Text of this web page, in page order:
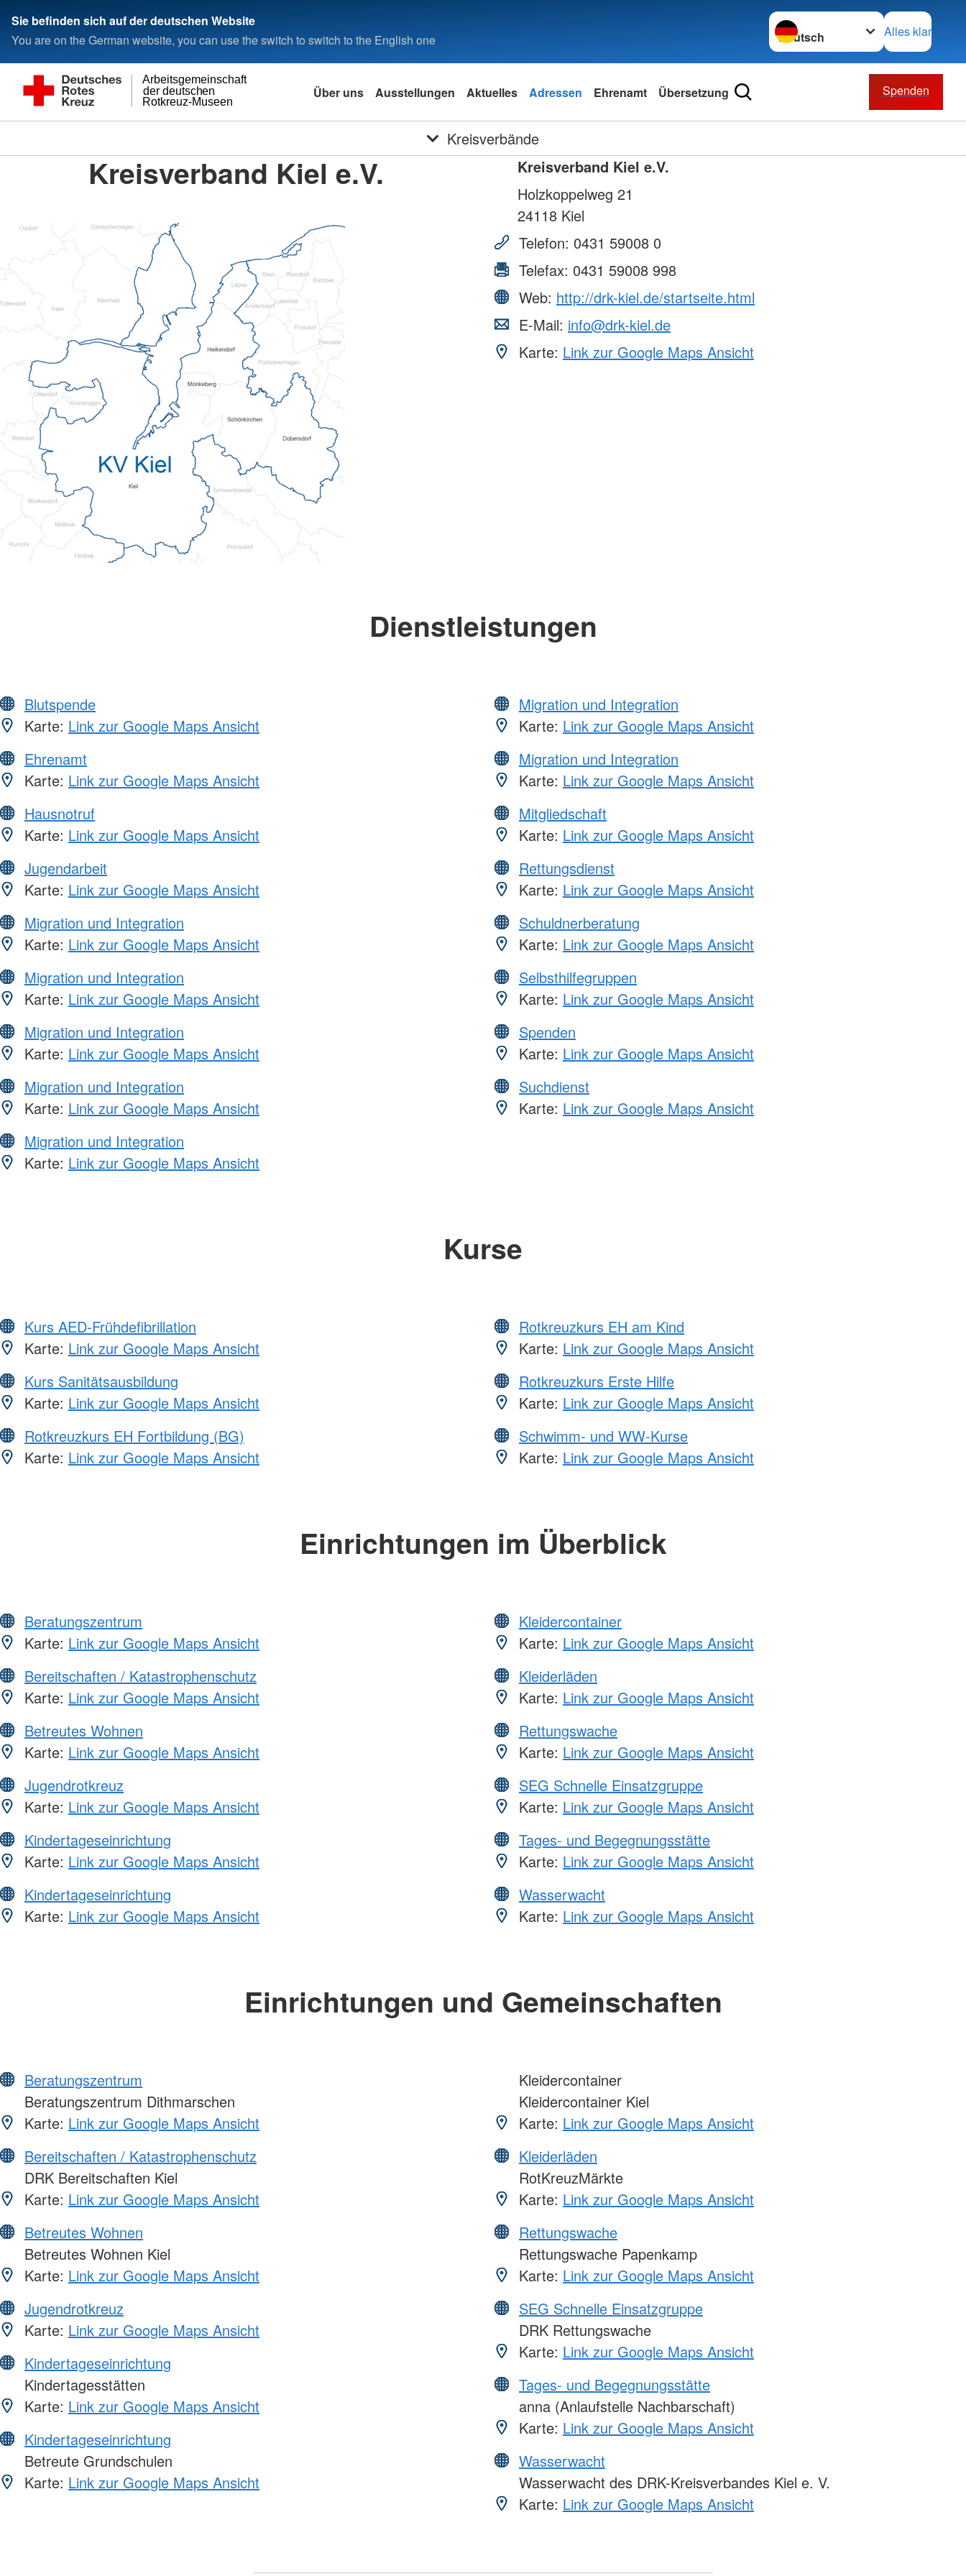
Sie befinden sich auf der deutschen Website
You are on the German website, you can use the switch to switch to the English one
Sprache wechseln zu
Alles klar
Rotkreuz-Museen
der deutschen
Arbeitsgemeinschaft
Über uns Ausstellungen Aktuelles Adressen Ehrenamt Übersetzung Spenden
Kreisverbände
Kreisverband Kiel e.V.
Kreisverband Kiel e.V.
Holzkoppelweg 21
24118 Kiel
Telefon: 0431 59008 0
Telefax: 0431 59008 998
Web: http://drk-kiel.de/startseite.html
E-Mail: info@drk-kiel.de
Karte: Link zur Google Maps Ansicht
Dienstleistungen
Blutspende
Karte: Link zur Google Maps Ansicht
Ehrenamt
Karte: Link zur Google Maps Ansicht
Hausnotruf
Karte: Link zur Google Maps Ansicht
Jugendarbeit
Karte: Link zur Google Maps Ansicht
Migration und Integration
Karte: Link zur Google Maps Ansicht
Migration und Integration
Karte: Link zur Google Maps Ansicht
Migration und Integration
Karte: Link zur Google Maps Ansicht
Migration und Integration
Karte: Link zur Google Maps Ansicht
Migration und Integration
Karte: Link zur Google Maps Ansicht
Migration und Integration
Karte: Link zur Google Maps Ansicht
Migration und Integration
Karte: Link zur Google Maps Ansicht
Mitgliedschaft
Karte: Link zur Google Maps Ansicht
Rettungsdienst
Karte: Link zur Google Maps Ansicht
Schuldnerberatung
Karte: Link zur Google Maps Ansicht
Selbsthilfegruppen
Karte: Link zur Google Maps Ansicht
Spenden
Karte: Link zur Google Maps Ansicht
Suchdienst
Karte: Link zur Google Maps Ansicht
Kurse
Kurs AED-Frühdefibrillation
Karte: Link zur Google Maps Ansicht
Kurs Sanitätsausbildung
Karte: Link zur Google Maps Ansicht
Rotkreuzkurs EH Fortbildung (BG)
Karte: Link zur Google Maps Ansicht
Rotkreuzkurs EH am Kind
Karte: Link zur Google Maps Ansicht
Rotkreuzkurs Erste Hilfe
Karte: Link zur Google Maps Ansicht
Schwimm- und WW-Kurse
Karte: Link zur Google Maps Ansicht
Einrichtungen im Überblick
Beratungszentrum
Karte: Link zur Google Maps Ansicht
Bereitschaften / Katastrophenschutz
Karte: Link zur Google Maps Ansicht
Betreutes Wohnen
Karte: Link zur Google Maps Ansicht
Jugendrotkreuz
Karte: Link zur Google Maps Ansicht
Kindertageseinrichtung
Karte: Link zur Google Maps Ansicht
Kindertageseinrichtung
Karte: Link zur Google Maps Ansicht
Kleidercontainer
Karte: Link zur Google Maps Ansicht
Kleiderläden
Karte: Link zur Google Maps Ansicht
Rettungswache
Karte: Link zur Google Maps Ansicht
SEG Schnelle Einsatzgruppe
Karte: Link zur Google Maps Ansicht
Tages- und Begegnungsstätte
Karte: Link zur Google Maps Ansicht
Wasserwacht
Karte: Link zur Google Maps Ansicht
Einrichtungen und Gemeinschaften
Beratungszentrum
Beratungszentrum Dithmarschen
Karte: Link zur Google Maps Ansicht
Bereitschaften / Katastrophenschutz
DRK Bereitschaften Kiel
Karte: Link zur Google Maps Ansicht
Betreutes Wohnen
Betreutes Wohnen Kiel
Karte: Link zur Google Maps Ansicht
Jugendrotkreuz
Karte: Link zur Google Maps Ansicht
Kindertageseinrichtung
Kindertagesstätten
Karte: Link zur Google Maps Ansicht
Kindertageseinrichtung
Betreute Grundschulen
Karte: Link zur Google Maps Ansicht
Kleidercontainer
Kleidercontainer Kiel
Karte: Link zur Google Maps Ansicht
Kleiderläden
RotKreuzMärkte
Karte: Link zur Google Maps Ansicht
Rettungswache
Rettungswache Papenkamp
Karte: Link zur Google Maps Ansicht
SEG Schnelle Einsatzgruppe
DRK Rettungswache
Karte: Link zur Google Maps Ansicht
Tages- und Begegnungsstätte
anna (Anlaufstelle Nachbarschaft)
Karte: Link zur Google Maps Ansicht
Wasserwacht
Wasserwacht des DRK-Kreisverbandes Kiel e. V.
Karte: Link zur Google Maps Ansicht